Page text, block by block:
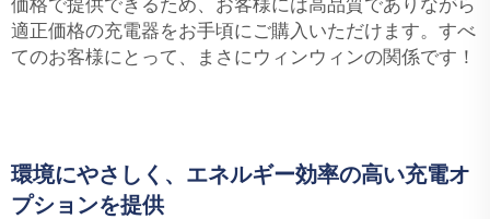
価格で提供できるため、お客様には高品質でありながら
適正価格の充電器をお手頃にご購入いただけます。すべ
てのお客様にとって、まさにウィンウィンの関係です！
環境にやさしく、エネルギー効率の高い充電オ
プションを提供